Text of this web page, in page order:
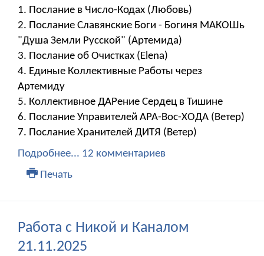
1. Послание в Число-Кодах (Любовь)
2. Послание Славянские Боги - Богиня МАКОШь
"Душа Земли Русской" (Артемида)
3. Послание об Очистках (Elena)
4. Единые Коллективные Работы через
Артемиду
5. Коллективное ДАРение Сердец в Тишине
6. Послание Управителей АРА-Вос-ХОДА (Ветер)
7. Послание Хранителей ДИТЯ (Ветер)
Подробнее... 12 комментариев
Печать
Работа с Никой и Каналом
21.11.2025